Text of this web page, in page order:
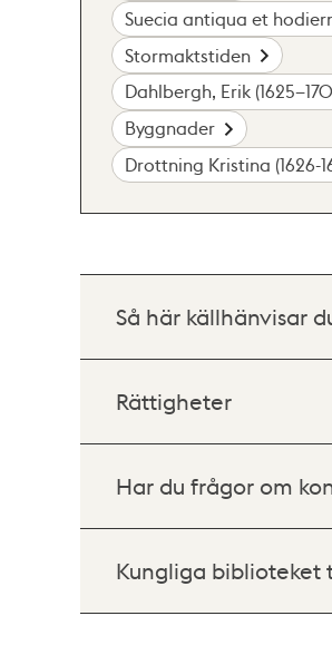
Suecia antiqua et
Stormaktstiden
Dahlbergh, Erik
Byggnader
Drottning Kristina (1626-
Så här källhänvisar
Rättigheter
Har du frågor om
Kungliga biblioteket